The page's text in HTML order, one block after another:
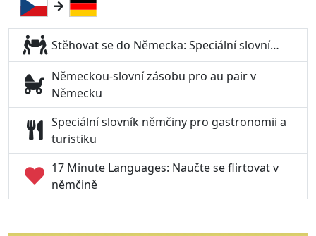
Stěhovat se do Německa: Speciální slovní…
Německou-slovní zásobu pro au pair v
Německu
Speciální slovník němčiny pro gastronomii a
turistiku
17 Minute Languages: Naučte se flirtovat v
němčině